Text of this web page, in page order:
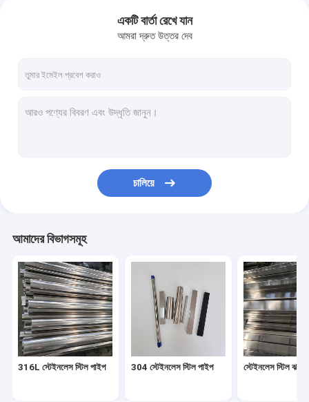
স্টেইনলেস স্টিল ধাতু শীট
মিরর স্টেইনলেস স্টিল শীট
অ্যালুমিনিয়াম খাদ পাইপ
অ্যালুমিনিয়াম খাদ শীট
অ্যালুমিনিয়াম খাদ কয়েল
একটি বার্তা রেখে যান
আমরা দ্রুত উত্তর দেব
চালিয়ে
আমাদের বিভাগসমূহ
316L স্টেইনলেস স্টিল পাইপ 304 স্টেইনলেস স্টিল পাইপ স্টেইনলেস স্টিল